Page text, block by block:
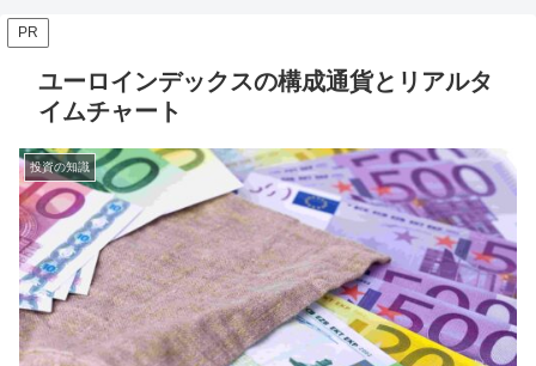
PR
ユーロインデックスの構成通貨とリアルタ
イムチャート
投資の知識